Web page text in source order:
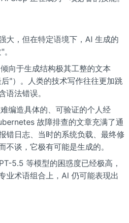
大，但在特定语境下，AI 生成的
向于生成结构极其工整的文本
后"）。人类的技术写作往往更加跳
语法错误。
编造具体的、可验证的个人经
故障排查的文章充满了通
错日志、当时的系统负载、最终修
不谈，它极有可能是生成的。
5.5 等模型的困惑度已经极高，
业术语组合上，AI 仍可能表现出